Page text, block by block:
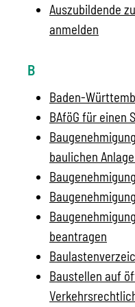
Auszubildende
anmelden
B
Baden-
BAföG für einen
baulichen
beantragen
Baustellen auf